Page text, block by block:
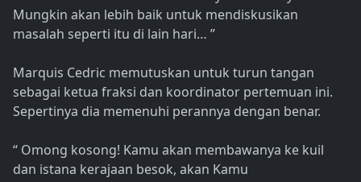
Mungkin akan lebih baik untuk mendiskusikan
masalah seperti itu di lain hari… ”
Marquis Cedric memutuskan untuk turun tangan
sebagai ketua fraksi dan koordinator pertemuan ini.
Sepertinya dia memenuhi perannya dengan benar.
“ Omong kosong! Kamu akan membawanya ke kuil
dan istana kerajaan besok, akan Kamu